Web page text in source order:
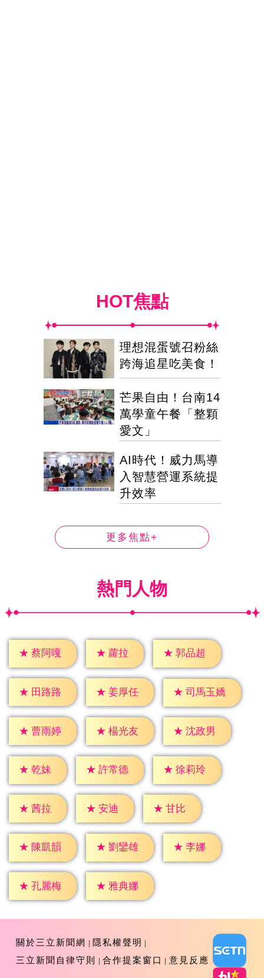
HOT焦點
理想混蛋號召粉絲
跨海追星吃美食！
芒果自由！台南14
萬學童午餐「整顆
愛文」
AI時代！威力馬導
入智慧營運系統提
升效率
更多焦點+
熱門人物
★ 蔡阿嘎 ★ 蘿拉 ★ 郭品超
★ 田路路 ★ 姜厚任 ★ 司馬玉嬌
★ 曹雨婷 ★ 楊光友 ★ 沈政男
★ 乾妹 ★ 許常德 ★ 徐莉玲
★ 茜拉 ★ 安迪 ★ 甘比
★ 陳凱韻 ★ 劉鑾雄 ★ 李娜
★ 孔麗梅 ★ 雅典娜
關於三立新聞網
隱私權聲明
三立新聞自律守則
合作提案窗口 意見反應